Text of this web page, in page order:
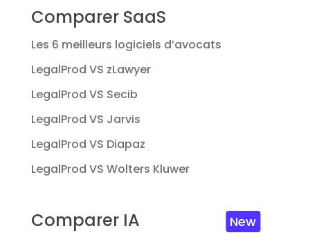
Comparer SaaS
Les 6 meilleurs logiciels d’avocats
LegalProd VS zLawyer
LegalProd VS Secib
LegalProd VS Jarvis
LegalProd VS Diapaz
LegalProd VS Wolters Kluwer
Comparer IA New